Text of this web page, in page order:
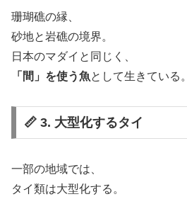
珊瑚礁の縁、
砂地と岩礁の境界。
日本のマダイと同じく、
「間」を使う魚として生きている。
📏 3. 大型化するタイ
一部の地域では、
タイ類は大型化する。